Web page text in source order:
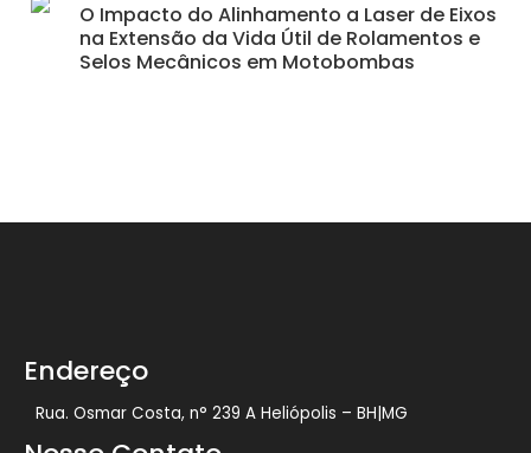
O Impacto do Alinhamento a Laser de Eixos
na Extensão da Vida Útil de Rolamentos e
Selos Mecânicos em Motobombas
Endereço
Rua. Osmar Costa, n° 239 A Heliópolis – BH|MG